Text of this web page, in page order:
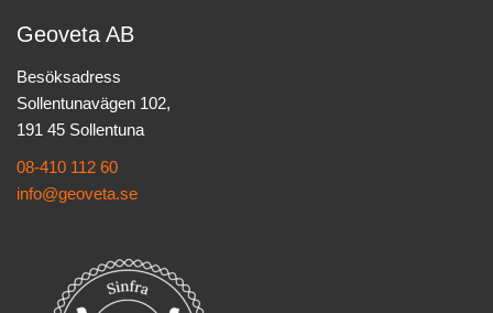
Geoveta AB
Besöksadress
Sollentunavägen 102,
191 45 Sollentuna
08-410 112 60
info@geoveta.se